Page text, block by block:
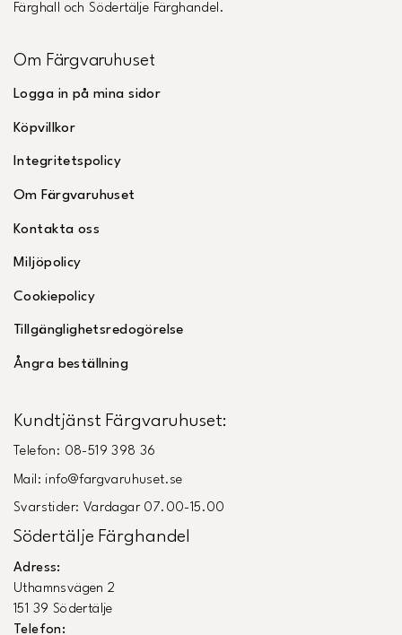
Färghall och Södertälje Färghandel.
Om Färgvaruhuset
Logga in på mina sidor
Köpvillkor
Integritetspolicy
Om Färgvaruhuset
Kontakta oss
Miljöpolicy
Cookiepolicy
Tillgänglighetsredogörelse
Ångra beställning
Kundtjänst Färgvaruhuset:
Telefon: 08-519 398 36
Mail: info@fargvaruhuset.se
Svarstider: Vardagar 07.00-15.00
Södertälje Färghandel
Adress:
Uthamnsvägen 2
151 39 Södertälje
Telefon: